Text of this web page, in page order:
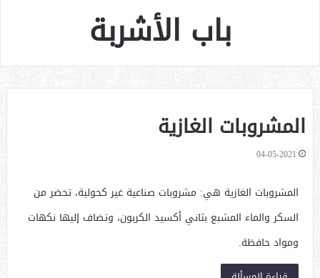
باب الأشربة
المشروبات الغازية
04-05-2021
المشروبات الغازية هي: مشروبات صناعية غير كحولية، تحضر من
السكر والماء المشبع بثاني أكسيد الكربون، وتضاف إليها نكهات
ومواد حافظة.